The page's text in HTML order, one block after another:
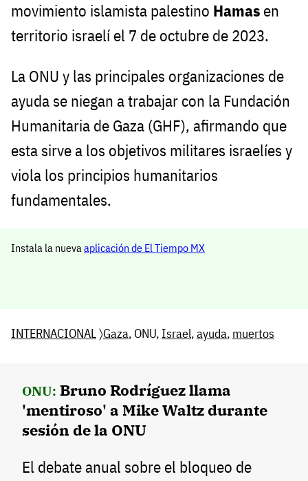
movimiento islamista palestino Hamas en
territorio israelí el 7 de octubre de 2023.
La ONU y las principales organizaciones de
ayuda se niegan a trabajar con la Fundación
Humanitaria de Gaza (GHF), afirmando que
esta sirve a los objetivos militares israelíes y
viola los principios humanitarios
fundamentales.
Instala la nueva aplicación de El Tiempo MX
INTERNACIONAL 〉Gaza, ONU, Israel,ayuda, muertos
ONU: Bruno Rodríguez llama
'mentiroso' a Mike Waltz durante
sesión de la ONU
El debate anual sobre el bloqueo de